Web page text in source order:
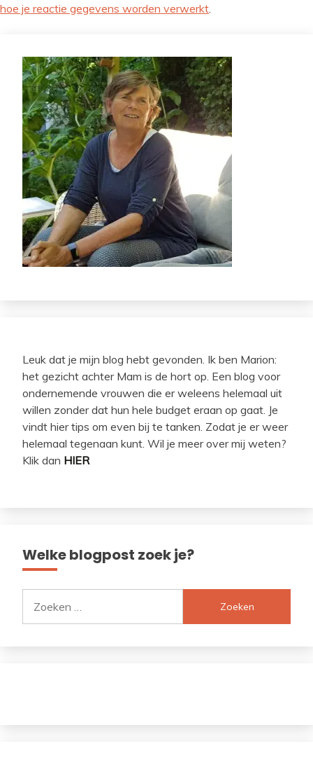
hoe je reactie gegevens worden verwerkt.
Leuk dat je mijn blog hebt gevonden. Ik ben Marion:
het gezicht achter Mam is de hort op. Een blog voor
ondernemende vrouwen die er weleens helemaal uit
willen zonder dat hun hele budget eraan op gaat. Je
vindt hier tips om even bij te tanken. Zodat je er weer
helemaal tegenaan kunt. Wil je meer over mij weten?
Klik dan HIER
Welke blogpost zoek je?
naar: